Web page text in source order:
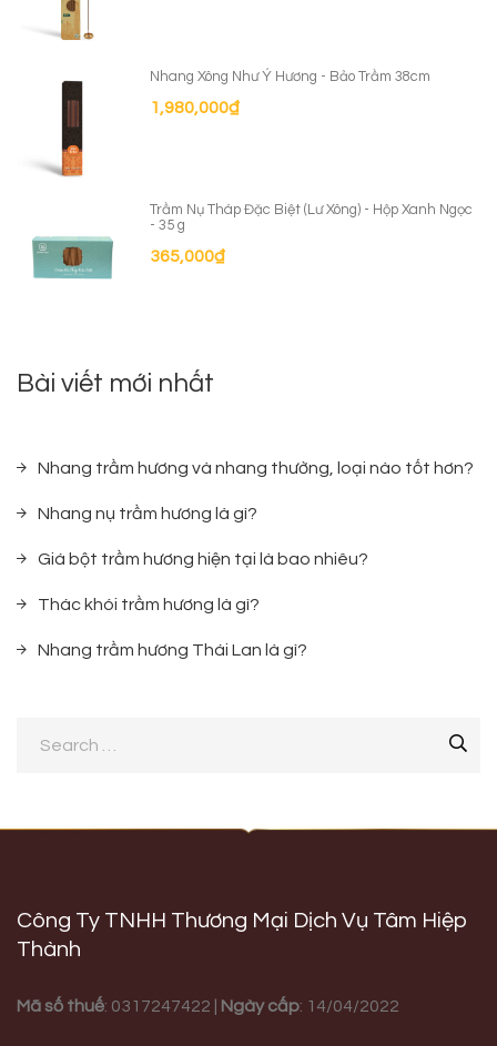
Nhang Xông Như Ý Hương - Bảo Trầm 38cm
1,980,000₫
Trầm Nụ Tháp Đặc Biệt (Lư Xông) - Hộp Xanh Ngọc
- 35 g
365,000₫
Bài viết mới nhất
Nhang trầm hương và nhang thường, loại nào tốt hơn?
Nhang nụ trầm hương là gì?
Giá bột trầm hương hiện tại là bao nhiêu?
Thác khói trầm hương là gì?
Nhang trầm hương Thái Lan là gì?
Công Ty TNHH Thương Mại Dịch Vụ Tâm Hiệp
Thành
Mã số thuế: 0317247422 | Ngày cấp: 14/04/2022